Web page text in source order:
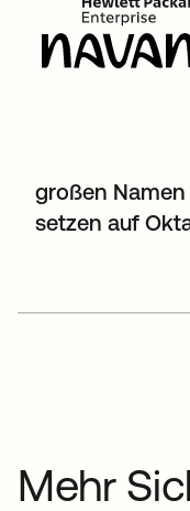
großen
setzen auf
Mehr